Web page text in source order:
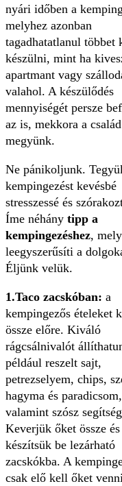
nyári időben a
melyhez azonban
tagadhatatlanul többet
készülni, mint ha
apartmant vagy
valahol. A készülődés
mennyiségét persze
az is, mekkora a
megyünk.
Ne pánikoljunk.
kempingezést kevésbé
stresszessé és
Íme néhány tipp a
kempingezéshez, mely
leegyszerűsíti a
Éljünk velük.
1.Taco zacskóban: a
kempingezős ételeket
össze előre. Kiváló
rágcsálnivalót
például reszelt sajt,
petrezselyem, chips,
hagyma és paradicsom,
valamint szósz
Keverjük őket össze
készítsük be lezárható
zacskókba. A
csak elő kell őket